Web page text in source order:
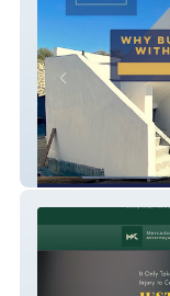
Taj Innovations